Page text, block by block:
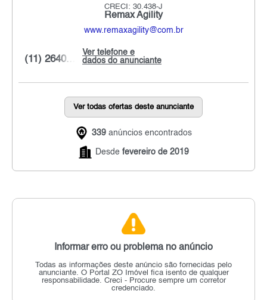
CRECI: 30.438-J
Remax Agility
www.remaxagility@com.br
Ver telefone e
dados do anunciante
(11) 2640...
Ver todas ofertas deste anunciante
339 anúncios encontrados
Desde fevereiro de 2019
Informar erro ou problema no anúncio
Todas as informações deste anúncio são fornecidas pelo
anunciante. O Portal ZO Imóvel fica isento de qualquer
responsabilidade. Creci - Procure sempre um corretor
credenciado.